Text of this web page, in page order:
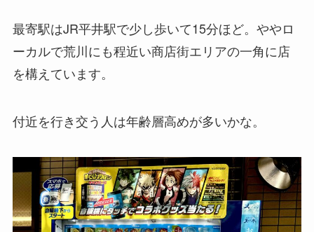
最寄駅はJR平井駅で少し歩いて15分ほど。ややロ
ーカルで荒川にも程近い商店街エリアの一角に店
を構えています。
付近を行き交う人は年齢層高めが多いかな。